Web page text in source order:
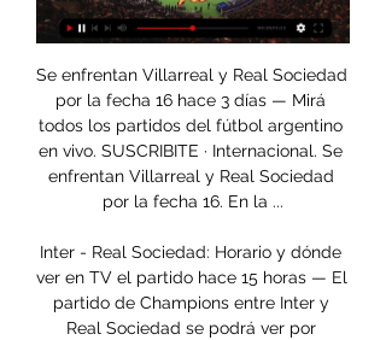
Se enfrentan Villarreal y Real Sociedad
por la fecha 16 hace 3 días — Mirá
todos los partidos del fútbol argentino
en vivo. SUSCRIBITE · Internacional. Se
enfrentan Villarreal y Real Sociedad
por la fecha 16. En la ...
Inter - Real Sociedad: Horario y dónde
ver en TV el partido hace 15 horas — El
partido de Champions entre Inter y
Real Sociedad se podrá ver por